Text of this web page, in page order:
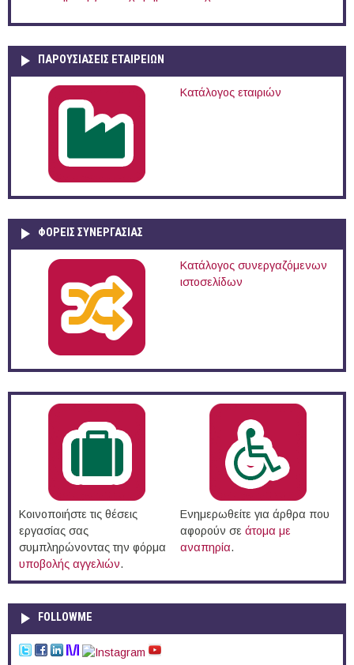
ΠΑΡΟΥΣΙΆΣΕΙΣ ΕΤΑΙΡΕΙΏΝ
Κατάλογος εταιριών
ΦΟΡΕΙΣ ΣΥΝΕΡΓΑΣΙΑΣ
Κατάλογος συνεργαζόμενων
ιστοσελίδων
Κοινοποιήστε τις θέσεις
εργασίας σας
συμπληρώνοντας την φόρμα
υποβολής αγγελιών.
Ενημερωθείτε για άρθρα που
αφορούν σε άτομα με
αναπηρία.
FOLLOWME